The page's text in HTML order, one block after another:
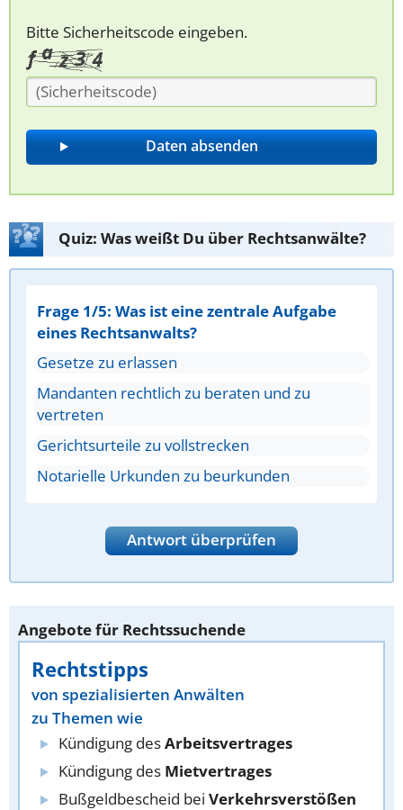
Bitte Sicherheitscode eingeben.
Quiz: Was weißt Du über Rechtsanwälte?
Frage 1/5: Was ist eine zentrale Aufgabe
eines Rechtsanwalts?
Gesetze zu erlassen
Mandanten rechtlich zu beraten und zu
vertreten
Gerichtsurteile zu vollstrecken
Notarielle Urkunden zu beurkunden
Antwort überprüfen
Angebote für Rechtssuchende
Rechtstipps
von spezialisierten Anwälten
zu Themen wie
Kündigung desArbeitsvertrages
Kündigung des Mietvertrages
Bußgeldbescheid bei Verkehrsverstößen